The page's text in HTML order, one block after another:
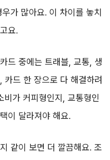
가 많아요. 이 차이를 놓치
요.
드 중에는 트래블, 교통, 생
카드 한 장으로 다 해결하려
가 커피형인지, 교통형인
이 달라져야 해요.
같이 보면 더 깔끔해요. 조